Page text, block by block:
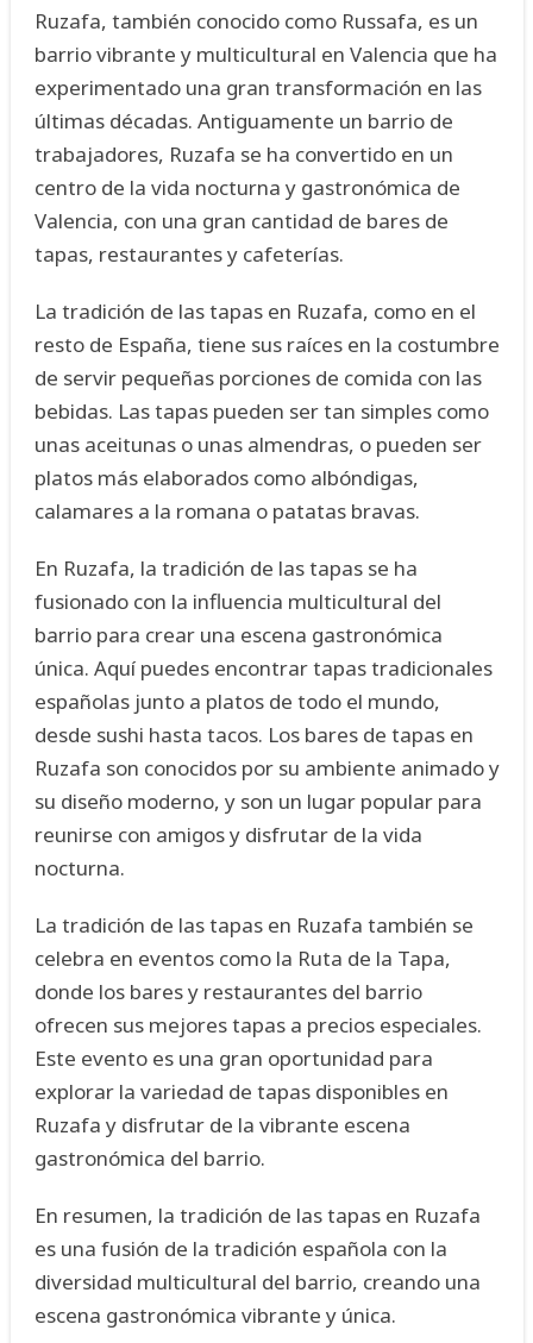
Ruzafa, también conocido como Russafa, es un
barrio vibrante y multicultural en Valencia que ha
experimentado una gran transformación en las
últimas décadas. Antiguamente un barrio de
trabajadores, Ruzafa se ha convertido en un
centro de la vida nocturna y gastronómica de
Valencia, con una gran cantidad de bares de
tapas, restaurantes y cafeterías.
La tradición de las tapas en Ruzafa, como en el
resto de España, tiene sus raíces en la costumbre
de servir pequeñas porciones de comida con las
bebidas. Las tapas pueden ser tan simples como
unas aceitunas o unas almendras, o pueden ser
platos más elaborados como albóndigas,
calamares a la romana o patatas bravas.
En Ruzafa, la tradición de las tapas se ha
fusionado con la influencia multicultural del
barrio para crear una escena gastronómica
única. Aquí puedes encontrar tapas tradicionales
españolas junto a platos de todo el mundo,
desde sushi hasta tacos. Los bares de tapas en
Ruzafa son conocidos por su ambiente animado y
su diseño moderno, y son un lugar popular para
reunirse con amigos y disfrutar de la vida
nocturna.
La tradición de las tapas en Ruzafa también se
celebra en eventos como la Ruta de la Tapa,
donde los bares y restaurantes del barrio
ofrecen sus mejores tapas a precios especiales.
Este evento es una gran oportunidad para
explorar la variedad de tapas disponibles en
Ruzafa y disfrutar de la vibrante escena
gastronómica del barrio.
En resumen, la tradición de las tapas en Ruzafa
es una fusión de la tradición española con la
diversidad multicultural del barrio, creando una
escena gastronómica vibrante y única.